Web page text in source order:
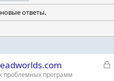
ответы.
З
проблемных программ